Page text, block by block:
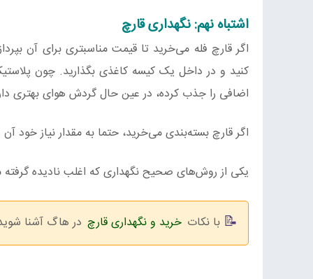
اشتباه نهم: نگهداری قارچ
اگر قارچ فله می‌خرید تا قیمت مناسبتری برای آن
کنید و در داخل یک کیسه کاغذی بگذارید. چون
اضافی را جذب کرده، در عین حال گردش هوای بهتری
اگر قارچ بسته‌بندی می‌خرید، حتما به مقدار نیاز خود
یکی از روش‌های صحیح نگهداری که اغلب نادیده
با نکات خرید و نگهداری قارچ در هاگ آشنا